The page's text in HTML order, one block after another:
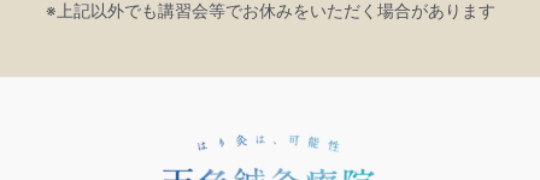
※上記以外でも講習会等でお休みをいただく場合があります